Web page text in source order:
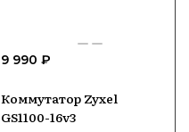
9 990 ₽
Коммутатор Zyxel
GS1100-16v3